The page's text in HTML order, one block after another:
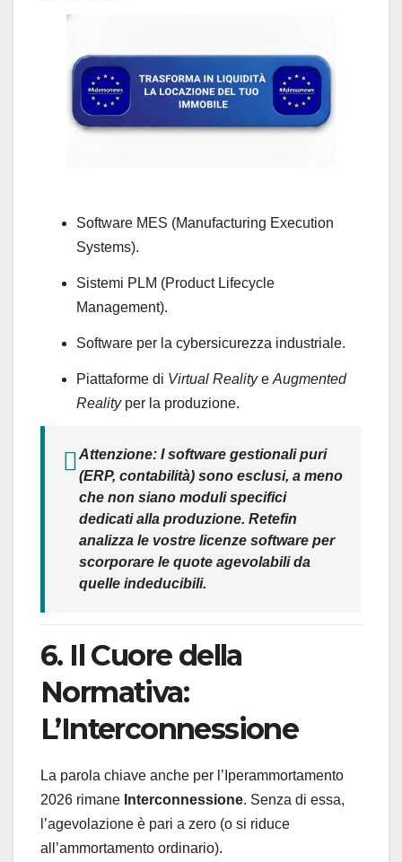
Software MES (Manufacturing Execution
Systems).
Sistemi PLM (Product Lifecycle
Management).
Software per la cybersicurezza industriale.
Piattaforme di Virtual Realitye Augmented
Realityper la produzione.
Attenzione: I software gestionali puri
(ERP, contabilità) sono esclusi, a meno
che non siano moduli specifici
dedicati alla produzione. Retefin
analizza le vostre licenze software per
scorporare le quote agevolabili da
quelle indeducibili.
6. Il Cuore della
Normativa:
L’Interconnessione
La parola chiave anche per l’Iperammortamento
2026 rimane Interconnessione. Senza di essa,
l’agevolazione è pari a zero (o si riduce
all’ammortamento ordinario).